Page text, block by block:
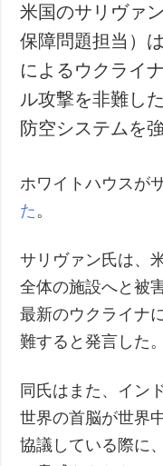
防衛
社会・文化
スポーツ
犯罪
事故・緊急事態
追加
写真
動画
米国のサリヴァ
保障問題担当）
によるウクライ
ル攻撃を非難し
防空システムを
ホワイトハウスが
た 。
サリヴァン氏は、
全体の施設へと被
最新のウクライナ
難すると発言した。
同氏はまた、イン
世界の首脳が世界
協議している際に